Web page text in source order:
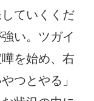
ていくくだ
い。ツガイ
を始め、右
つとやる」